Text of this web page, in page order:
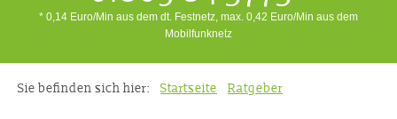
* 0,14 Euro/Min aus dem dt. Festnetz, max. 0,42 Euro/Min aus dem
Mobilfunknetz
Sie befinden sich hier: Startseite Ratgeber